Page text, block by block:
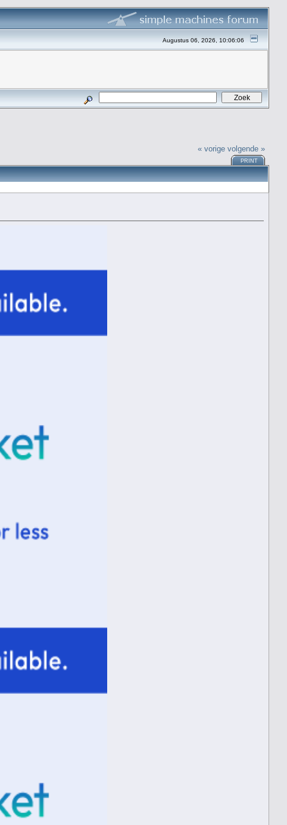
Augustus 06, 2026, 10:06:06
« vorige volgende »
PRINT